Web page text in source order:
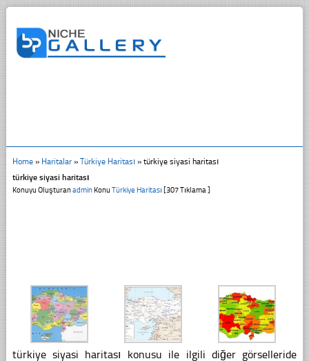
Home» Haritalar» Türkiye Haritası» türkiye siyasi haritası
türkiye siyasi haritası
Konuyu OluşturanadminKonu Türkiye Haritası [307 Tıklama ]
türkiye siyasi haritası konusu ile ilgili diğer görselleride